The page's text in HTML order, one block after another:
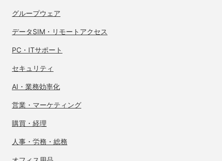
グループウェア
データSIM・ リモートアクセス
PC・ITサポート
セキュリティ
AI・業務効率化
営業・マーケティング
購買・経理
人事・労務・総務